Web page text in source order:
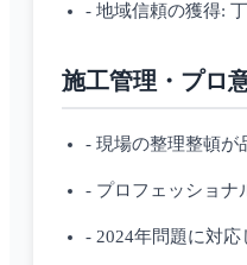
- 地域信頼の獲得:
施工管理・プロ
- 現場の整理整頓が
- プロフェッショナ
- 2024年問題に対